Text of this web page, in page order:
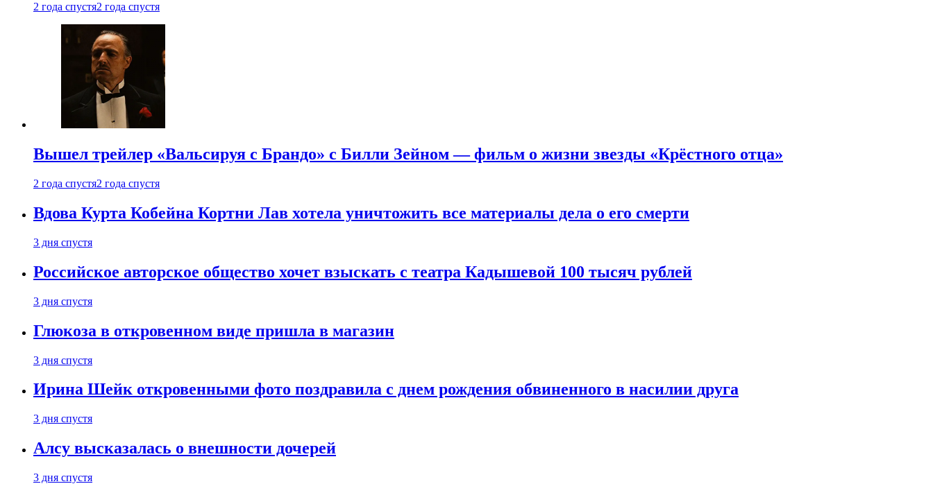
2 года спустя2 года спустя
Вышел трейлер «Вальсируя с Брандо» с Билли Зейном — фильм о жизни звезды «Крёстного отца»
2 года спустя2 года спустя
Вдова Курта Кобейна Кортни Лав хотела уничтожить все материалы дела о его смерти
3 дня спустя
Российское авторское общество хочет взыскать с театра Кадышевой 100 тысяч рублей
3 дня спустя
Глюкоза в откровенном виде пришла в магазин
3 дня спустя
Ирина Шейк откровенными фото поздравила с днем рождения обвиненного в насилии друга
3 дня спустя
Алсу высказалась о внешности дочерей
3 дня спустя